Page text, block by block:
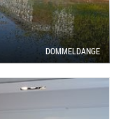
DOMMELDANGE